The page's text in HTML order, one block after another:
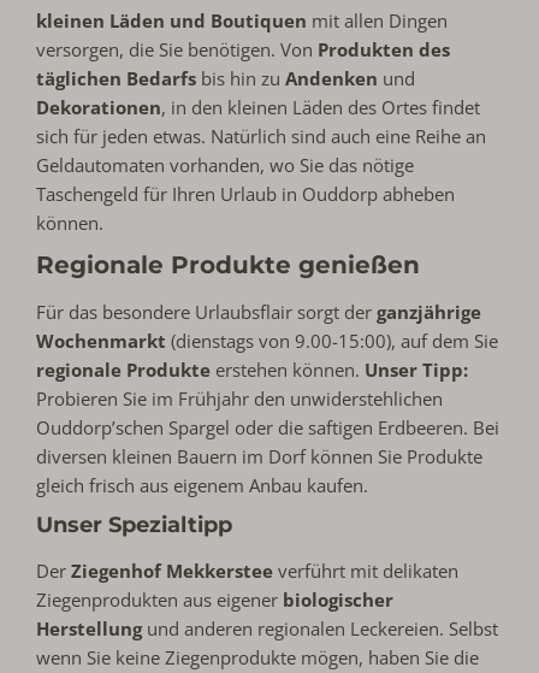
kleinen Läden und Boutiquen mit allen Dingen
versorgen, die Sie benötigen. Von Produkten des
täglichen Bedarfs bis hin zuAndenken und
Dekorationen, in den kleinen Läden des Ortes findet
sich für jeden etwas. Natürlich sind auch eine Reihe an
Geldautomaten vorhanden, wo Sie das nötige
Taschengeld für Ihren Urlaub in Ouddorp abheben
können.
Regionale Produkte genießen
Für das besondere Urlaubsflair sorgt derganzjährige
Wochenmarkt (dienstags von 9.00-15:00), auf dem Sie
regionale Produkte erstehen können. Unser Tipp:
Probieren Sie im Frühjahr den unwiderstehlichen
Ouddorp’schen Spargel oder die saftigen Erdbeeren. Bei
diversen kleinen Bauern im Dorf können Sie Produkte
gleich frisch aus eigenem Anbau kaufen.
Unser Spezialtipp
DerZiegenhof Mekkersteeverführt mit delikaten
Ziegenprodukten aus eigener biologischer
Herstellungund anderen regionalen Leckereien. Selbst
wenn Sie keine Ziegenprodukte mögen, haben Sie die